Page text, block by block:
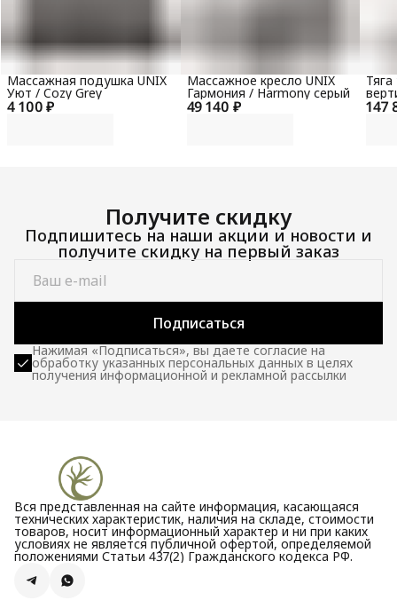
4 100 ₽
Массажная подушка UNIX
Уют / Cozy Grey
49 140 ₽
Массажное кресло UNIX
Гармония / Harmony серый
147
100
Получите скидку
Подпишитесь на наши акции и новости и
получите скидку на первый заказ
Подписаться
Нажимая «Подписаться», вы даете согласие на
обработку указанных персональных данных в целях
получения информационной и рекламной рассылки
Вся представленная на сайте информация, касающаяся
технических характеристик, наличия на складе, стоимости
товаров, носит информационный характер и ни при каких
условиях не является публичной офертой, определяемой
положениями Статьи 437(2) Гражданского кодекса РФ.